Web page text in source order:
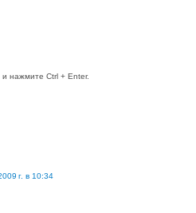
нажмите Ctrl + Enter.
г. в 10:34